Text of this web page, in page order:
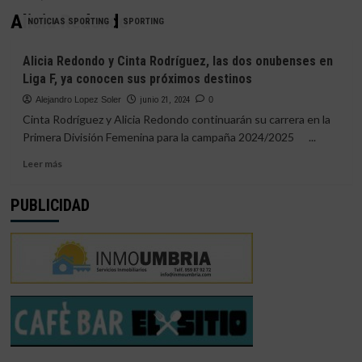
Alicia Redondo
NOTICIAS SPORTING SPORTING
Alicia Redondo y Cinta Rodríguez, las dos onubenses en
Liga F, ya conocen sus próximos destinos
Alejandro Lopez Soler junio 21, 2024 0
Cinta Rodríguez y Alicia Redondo continuarán su carrera en la
Primera División Femenina para la campaña 2024/2025 ...
Leer másLeer
Alicia
y
Cinta
Rodríguez,
las
dos
onubenses
en
Liga
PUBLICIDAD